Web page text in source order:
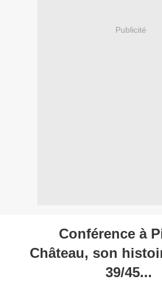
Publicité
Conférence à
Château, son
39/45...